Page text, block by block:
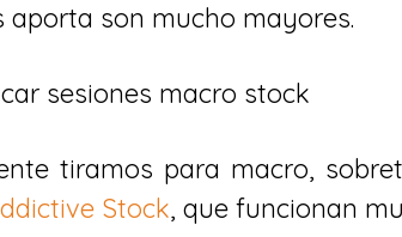
aporta son mucho mayores.
tiramos para macro,
Stock, que funcionan